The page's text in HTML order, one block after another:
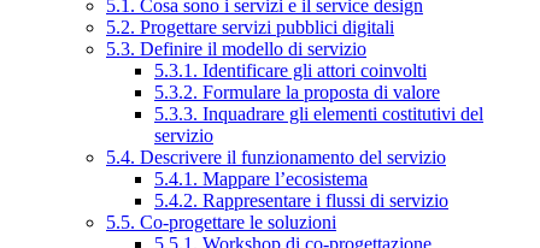
5.1. Cosa sono i servizi e il service design
5.2. Progettare servizi pubblici digitali
5.3. Definire il modello di servizio
5.3.1. Identificare gli attori coinvolti
5.3.2. Formulare la proposta di valore
5.3.3. Inquadrare gli elementi costitutivi del
servizio
5.4. Descrivere il funzionamento del servizio
5.4.1. Mappare l’ecosistema
5.4.2. Rappresentare i flussi di servizio
5.5. Co-progettare le soluzioni
5.5.1. Workshop di co-progettazione